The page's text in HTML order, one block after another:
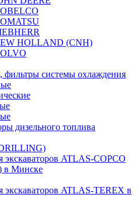
HOLLAND (CNH)
фильтры системы охлаждения
дизельного топлива
экскаваторов ATLAS-COPCO
в Минске
экскаваторов ATLAS-TEREX в